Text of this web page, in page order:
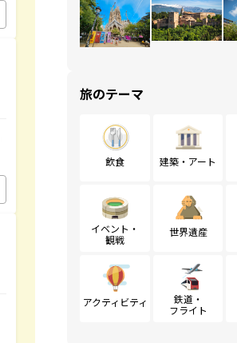
旅のテーマ
飲食 建築・アート
イベント・
観戦
世界遺産
アクティビティ
鉄道・
フライト